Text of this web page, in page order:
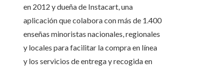
en 2012 y dueña de Instacart, una
aplicación que colabora con más de 1.400
enseñas minoristas nacionales, regionales
y locales para facilitar la compra en línea
y los servicios de entrega y recogida en